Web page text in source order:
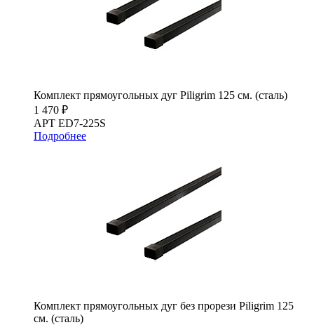
Комплект прямоугольных дуг Piligrim 125 см. (сталь)
1 470 ₽
АРТ ED7-225S
Подробнее
Комплект прямоугольных дуг без прорези Piligrim 125
см. (сталь)